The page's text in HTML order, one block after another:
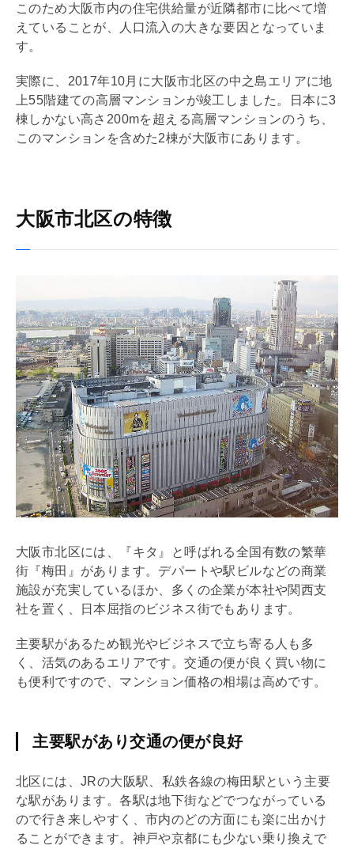
このため大阪市内の住宅供給量が近隣都市に比べて増
えていることが、人口流入の大きな要因となっていま
す。
実際に、2017年10月に大阪市北区の中之島エリアに地
上55階建ての高層マンションが竣工しました。日本に3
棟しかない高さ200mを超える高層マンションのうち、
このマンションを含めた2棟が大阪市にあります。
大阪市北区の特徴
大阪市北区には、『キタ』と呼ばれる全国有数の繁華
街『梅田』があります。デパートや駅ビルなどの商業
施設が充実しているほか、多くの企業が本社や関西支
社を置く、日本屈指のビジネス街でもあります。
主要駅があるため観光やビジネスで立ち寄る人も多
く、活気のあるエリアです。交通の便が良く買い物に
も便利ですので、マンション価格の相場は高めです。
主要駅があり交通の便が良好
北区には、JRの大阪駅、私鉄各線の梅田駅という主要
な駅があります。各駅は地下街などでつながっている
ので行き来しやすく、市内のどの方面にも楽に出かけ
ることができます。神戸や京都にも少ない乗り換えで